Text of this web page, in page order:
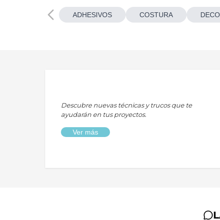
ADHESIVOS COSTURA
Descubre nuevas técnicas y trucos que te
ayudarán en tus proyectos.
Ver más